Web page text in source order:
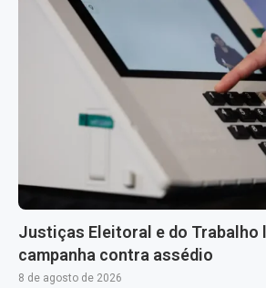
Justiças Eleitoral e do Trabalho
campanha contra assédio
8 de agosto de 2026